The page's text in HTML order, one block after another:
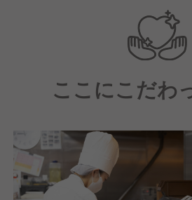
ここにこだわ